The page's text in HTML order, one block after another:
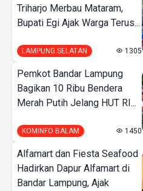
Triharjo Merbau Mataram,
Bupati Egi Ajak Warga Terus...
LAMPUNG SELATAN 1305
Pemkot Bandar Lampung
Bagikan 10 Ribu Bendera
Merah Putih Jelang HUT RI...
KOMINFO BALAM 1450
Alfamart dan Fiesta Seafood
Hadirkan Dapur Alfamart di
Bandar Lampung, Ajak